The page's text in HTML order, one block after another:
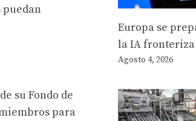
puedan
su Fondo de
para
Europa se
la IA fronteriza
Agosto 4, 2026